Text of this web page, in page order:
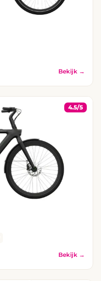
Bekijk →
4.5/5
Bekijk →